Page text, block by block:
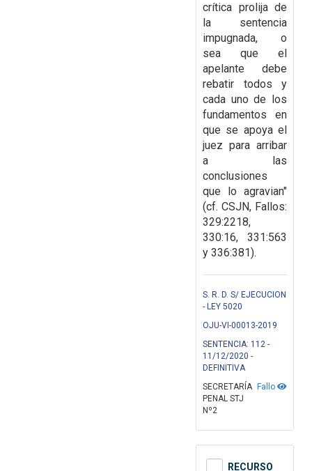
crítica prolija de
la sentencia
impugnada, o
sea que el
apelante debe
rebatir todos y
cada uno de los
fundamentos en
que se apoya el
juez para arribar
a las
conclusiones
que lo agravian"
(cf. CSJN, Fallos:
329:2218,
330:16, 331:563
y 336:381).
S. R. D. S/ EJECUCION
- LEY 5020
OJU-VI-00013-2019
SENTENCIA: 112 -
11/12/2020 -
DEFINITIVA
Fallo
SECRETARÍA
PENAL STJ
Nº2
RECURSO